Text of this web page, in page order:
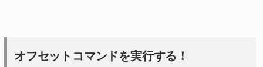
オフセットコマンドを実行する！